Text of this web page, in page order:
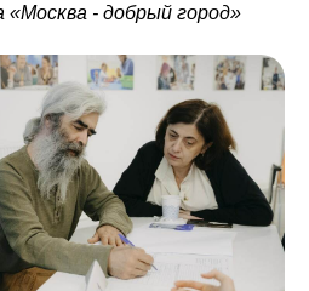
- добрый город»